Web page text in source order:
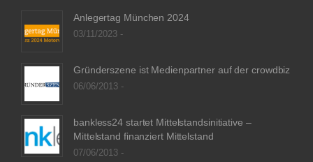
Anlegertag München 2024
03/11/2023 -
Gründerszene ist Medienpartner auf der crowdbiz
06/06/2013 -
bankless24 startet Mittelstandsinitiative –
Mittelstand finanziert Mittelstand
07/06/2013 -